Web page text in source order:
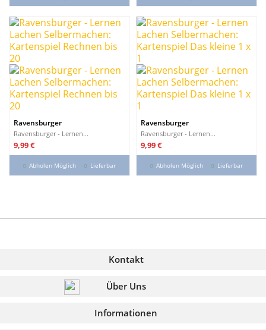
Ravensburger
Ravensburger - Lernen...
Preis
9,99 €
Abholen Möglich Lieferbar
Ravensburger
Ravensburger - Lernen...
Preis
9,99 €
Abholen Möglich Lieferbar
Kontakt
Über Uns
Informationen